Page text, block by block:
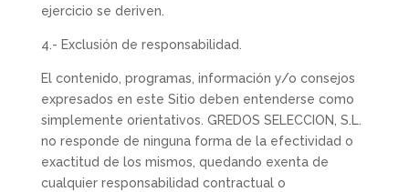
ejercicio se deriven.
4.- Exclusión de responsabilidad.
El contenido, programas, información y/o consejos
expresados en este Sitio deben entenderse como
simplemente orientativos. GREDOS SELECCION, S.L.
no responde de ninguna forma de la efectividad o
exactitud de los mismos, quedando exenta de
cualquier responsabilidad contractual o